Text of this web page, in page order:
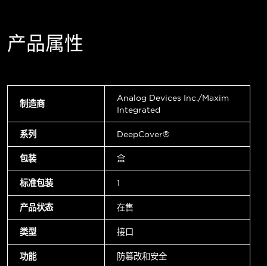
产品属性
制造商
Analog Devices Inc./Maxim
Integrated
系列 DeepCover®
包装 盒
标准包装 1
产品状态 在售
类型 接口
功能 防篡改和安全